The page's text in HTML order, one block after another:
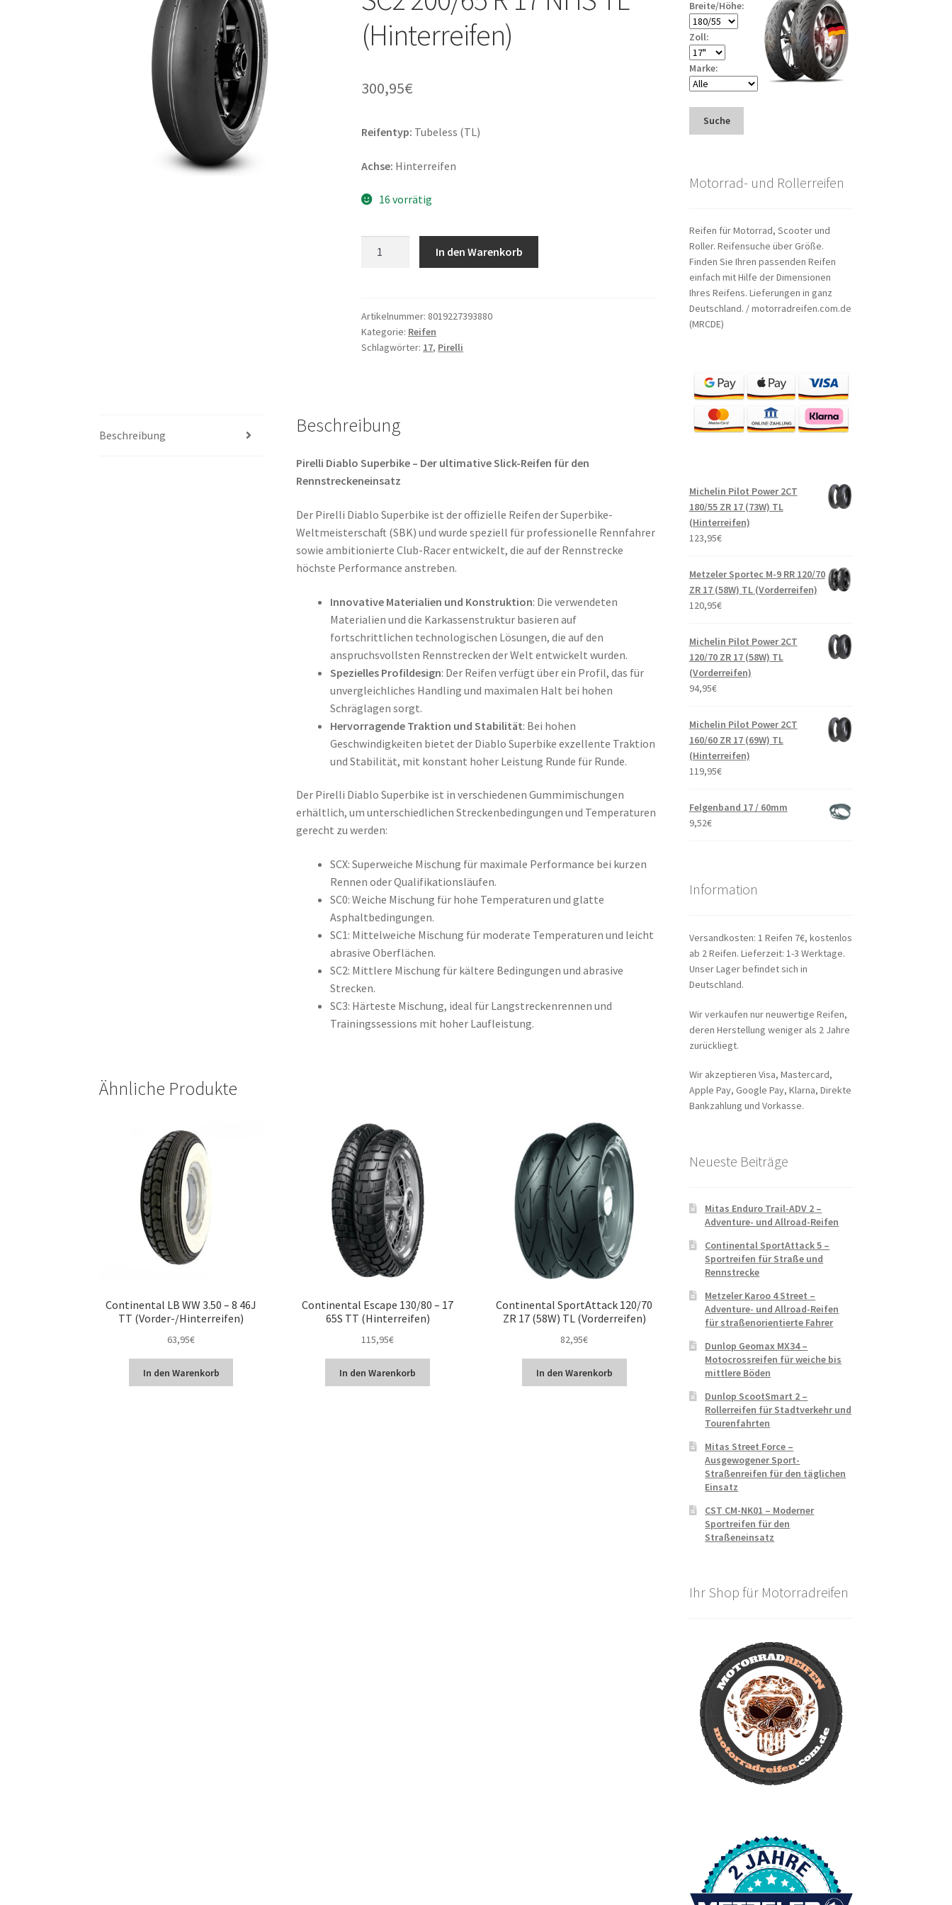
(Hinterreifen)
300,95€
Reifentyp: Tubeless (TL)
Achse: Hinterreifen
16 vorrätig
200/65
R
17
Menge
In den Warenkorb
Artikelnummer: 8019227393880
Kategorie: Reifen
Schlagwörter: 17, Pirelli
Beschreibung Beschreibung
Pirelli Diablo Superbike – Der ultimative Slick-Reifen für den
Rennstreckeneinsatz
Der Pirelli Diablo Superbike ist der offizielle Reifen der Superbike-
Weltmeisterschaft (SBK) und wurde speziell für professionelle Rennfahrer
sowie ambitionierte Club-Racer entwickelt, die auf der Rennstrecke
höchste Performance anstreben.
Innovative Materialien und Konstruktion: Die verwendeten
Materialien und die Karkassenstruktur basieren auf
fortschrittlichen technologischen Lösungen, die auf den
anspruchsvollsten Rennstrecken der Welt entwickelt wurden.
Spezielles Profildesign: Der Reifen verfügt über ein Profil, das für
unvergleichliches Handling und maximalen Halt bei hohen
Schräglagen sorgt.
Hervorragende Traktion und Stabilität: Bei hohen
Geschwindigkeiten bietet der Diablo Superbike exzellente Traktion
und Stabilität, mit konstant hoher Leistung Runde für Runde.
Der Pirelli Diablo Superbike ist in verschiedenen Gummimischungen
erhältlich, um unterschiedlichen Streckenbedingungen und Temperaturen
gerecht zu werden:
SCX: Superweiche Mischung für maximale Performance bei kurzen
Rennen oder Qualifikationsläufen.
SC0: Weiche Mischung für hohe Temperaturen und glatte
Asphaltbedingungen.
SC1: Mittelweiche Mischung für moderate Temperaturen und leicht
abrasive Oberflächen.
SC2: Mittlere Mischung für kältere Bedingungen und abrasive
Strecken.
SC3: Härteste Mischung, ideal für Langstreckenrennen und
Trainingssessions mit hoher Laufleistung.
Ähnliche Produkte
Continental LB WW 3.50 – 8 46J
TT (Vorder-/Hinterreifen)
63,95€
In den Warenkorb
Continental Escape 130/80 – 17
65S TT (Hinterreifen)
115,95€
In den Warenkorb
Continental SportAttack 120/70
ZR 17 (58W) TL (Vorderreifen)
82,95€
In den Warenkorb
Breite/Höhe:
Zoll:
Marke:
Suche
Motorrad- und Rollerreifen
Reifen für Motorrad, Scooter und
Roller. Reifensuche über Größe.
Finden Sie Ihren passenden Reifen
einfach mit Hilfe der Dimensionen
Ihres Reifens. Lieferungen in ganz
Deutschland. / motorradreifen.com.de
(MRCDE)
Michelin Pilot Power 2CT
180/55 ZR 17 (73W) TL
(Hinterreifen)
123,95€
Metzeler Sportec M-9 RR 120/70
ZR 17 (58W) TL (Vorderreifen)
120,95€
Michelin Pilot Power 2CT
120/70 ZR 17 (58W) TL
(Vorderreifen)
94,95€
Michelin Pilot Power 2CT
160/60 ZR 17 (69W) TL
(Hinterreifen)
119,95€
Felgenband 17 / 60mm
9,52€
Information
Versandkosten: 1 Reifen 7€, kostenlos
ab 2 Reifen. Lieferzeit: 1-3 Werktage.
Unser Lager befindet sich in
Deutschland.
Wir verkaufen nur neuwertige Reifen,
deren Herstellung weniger als 2 Jahre
zurückliegt.
Wir akzeptieren Visa, Mastercard,
Apple Pay, Google Pay, Klarna, Direkte
Bankzahlung und Vorkasse.
Neueste Beiträge
Mitas Enduro Trail-ADV 2 –
Adventure- und Allroad-Reifen
Continental SportAttack 5 –
Sportreifen für Straße und
Rennstrecke
Metzeler Karoo 4 Street –
Adventure- und Allroad-Reifen
für straßenorientierte Fahrer
Dunlop Geomax MX34 –
Motocrossreifen für weiche bis
mittlere Böden
Dunlop ScootSmart 2 –
Rollerreifen für Stadtverkehr und
Tourenfahrten
Mitas Street Force –
Ausgewogener Sport-
Straßenreifen für den täglichen
Einsatz
CST CM-NK01 – Moderner
Sportreifen für den
Straßeneinsatz
Ihr Shop für Motorradreifen